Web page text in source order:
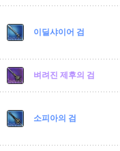
이딜샤이어 검
벼려진 제후의 검
소피아의 검